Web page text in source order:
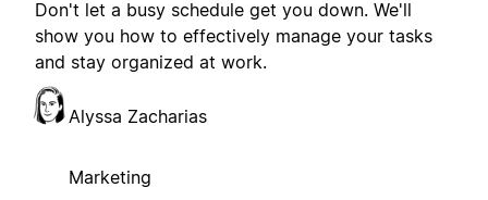
Don't let a busy schedule get you down. We'll
show you how to effectively manage your tasks
and stay organized at work.
Alyssa Zacharias
Marketing